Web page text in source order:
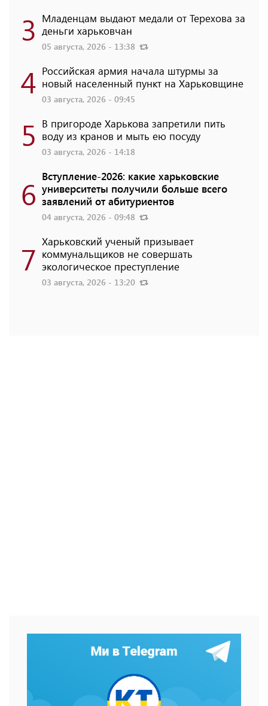
3 Младенцам выдают медали от Терехова за
деньги харьковчан
05 августа, 2026 - 13:38
4 Российская армия начала штурмы за
новый населенный пункт на Харьковщине
03 августа, 2026 - 09:45
5 В пригороде Харькова запретили пить
воду из кранов и мыть ею посуду
03 августа, 2026 - 14:18
6 Вступление-2026: какие харьковские
университеты получили больше всего
заявлений от абитуриентов
04 августа, 2026 - 09:48
7 Харьковский ученый призывает
коммунальщиков не совершать
экологическое преступление
03 августа, 2026 - 13:20